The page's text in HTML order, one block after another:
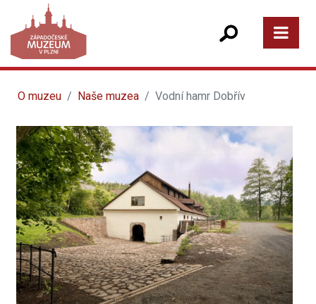
O muzeu Naše muzea Vodní hamr Dobřív